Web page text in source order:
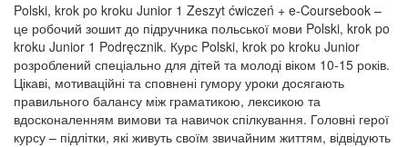
Polski, krok po kroku Junior 1 Zeszyt ćwiczeń + e-Coursebook –
це робочий зошит до підручника польської мови Polski, krok po
kroku Junior 1 Podręcznik. Курс Polski, krok po kroku Junior
розроблений спеціально для дітей та молоді віком 10-15 років.
Цікаві, мотиваційні та сповнені гумору уроки досягають
правильного балансу між граматикою, лексикою та
вдосконаленням вимови та навичок спілкування. Головні герої
курсу – підлітки, які живуть своїм звичайним життям, відвідують